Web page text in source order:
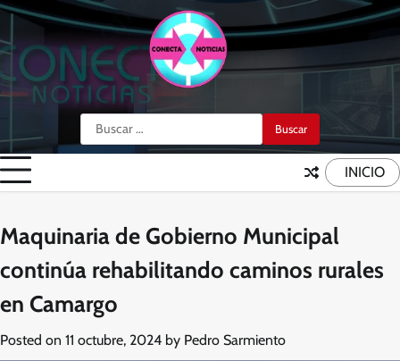
Skip
content
Buscar:
INICIO
Maquinaria de Gobierno Municipal
continúa rehabilitando caminos rurales
en Camargo
Posted on 11 octubre, 2024 by Pedro Sarmiento